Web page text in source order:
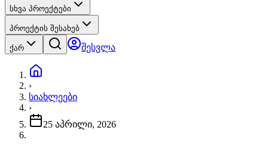
სხვა პროექტები
პროექტის შესახებ
ქარ შესვლა
›
სიახლეები
›
25 აპრილი, 2026